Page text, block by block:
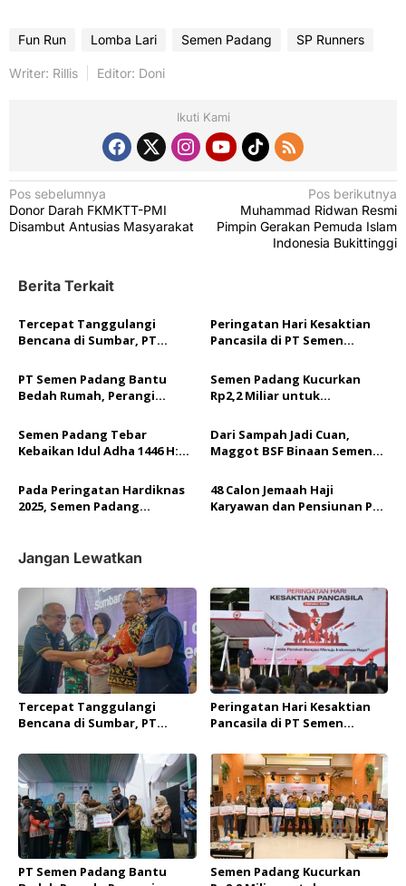
Fun Run Lomba Lari Semen Padang SP Runners
Writer: Rillis Editor: Doni
Ikuti Kami
N
a
g
a
s
p
o
s
Pos sebelumnya
Donor Darah FKMKTT-PMI
Disambut Antusias Masyarakat
Pos berikutnya
Muhammad Ridwan Resmi
Pimpin Gerakan Pemuda Islam
Indonesia Bukittinggi
Berita Terkait
Tercepat Tanggulangi
Bencana di Sumbar, PT
Penghargaan ‘Medal of
Honor’ dari JPS
Peringatan Hari Kesaktian
Pancasila di PT Semen
Khidmat hingga Komitmen
Jaga Moral Bangsa
PT Semen Padang Bantu
Bedah Rumah, Perangi
Terdekat
Semen Padang Kucurkan
Rp2,2 Miliar untuk
4.400 Warga Siap Terima
Manfaat!
Semen Padang Tebar
Kebaikan Idul Adha 1446 H:
Perkuat Ikatan Sosial
Dari Sampah Jadi Cuan,
Maggot BSF Binaan Semen
Nila yang Efektif
Pada Peringatan Hardiknas
2025, Semen Padang
Padang
48 Calon Jemaah Haji
Karyawan dan Pensiunan PT
Jangan Lewatkan
Tercepat Tanggulangi
Bencana di Sumbar, PT
Penghargaan ‘Medal of
Honor’ dari JPS
Peringatan Hari Kesaktian
Pancasila di PT Semen
Khidmat hingga Komitmen
Jaga Moral Bangsa
PT Semen Padang Bantu
Semen Padang Kucurkan